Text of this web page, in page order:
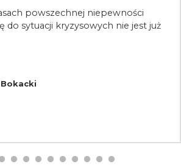
powszechnej niepewności
do sytuacji kryzysowych nie jest już